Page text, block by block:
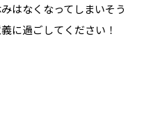
はなくなってしまいそう
に過ごしてください！